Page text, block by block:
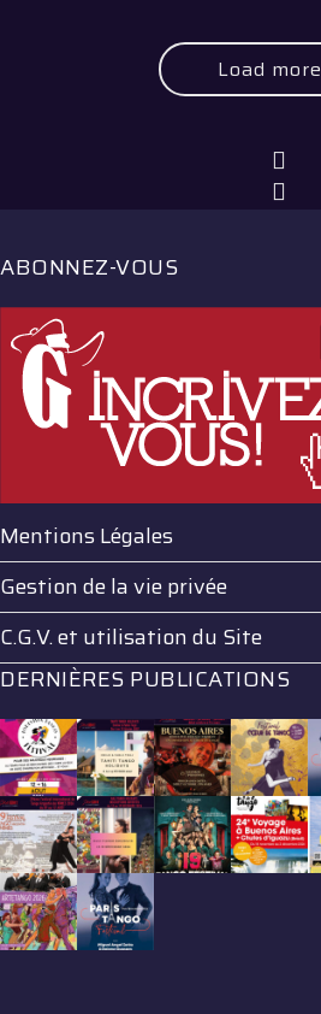
Load more
ABONNEZ-VOUS
Mentions Légales
Gestion de la vie privée
C.G.V. et utilisation du Site
DERNIÈRES PUBLICATIONS